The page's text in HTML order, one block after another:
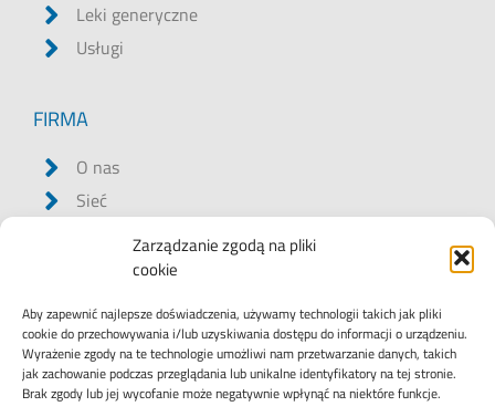
Zarządzanie zgodą na pliki
cookie
Aby zapewnić najlepsze doświadczenia, używamy technologii takich jak pliki
cookie do przechowywania i/lub uzyskiwania dostępu do informacji o urządzeniu.
Wyrażenie zgody na te technologie umożliwi nam przetwarzanie danych, takich
jak zachowanie podczas przeglądania lub unikalne identyfikatory na tej stronie.
Brak zgody lub jej wycofanie może negatywnie wpłynąć na niektóre funkcje.
Leki generyczne
Usługi
FIRMA
O nas
Sieć
Regulamin
Nota prawna
Kodeks postępowania
Należyta staranność w zakresie pracy dzieci